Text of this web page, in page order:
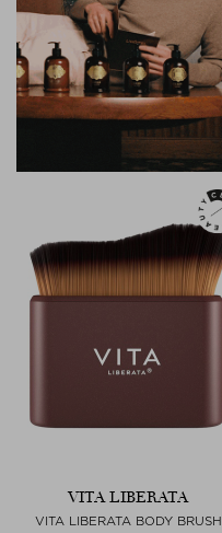
VITA LIBERATA
VITA LIBERATA BODY BRUSH